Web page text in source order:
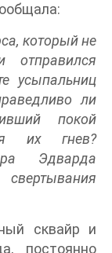
который не
усыпальниц
ли
покой
их гнев?
Эдварда
сквайр и
постоянно